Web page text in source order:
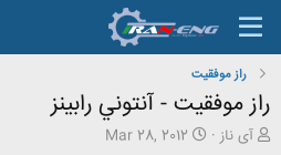
راز موفقیت
راز موفقیت - آنتوني رابینز
ش
آی ناز
تMar 28, 2012